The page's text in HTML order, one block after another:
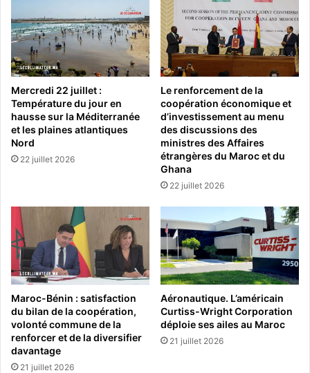
Mercredi 22 juillet :
Température du jour en
hausse sur la Méditerranée
et les plaines atlantiques
Nord
22 juillet 2026
Le renforcement de la
coopération économique et
d’investissement au menu
des discussions des
ministres des Affaires
étrangères du Maroc et du
Ghana
22 juillet 2026
Maroc-Bénin : satisfaction
du bilan de la coopération,
volonté commune de la
renforcer et de la diversifier
davantage
21 juillet 2026
Aéronautique. L’américain
Curtiss-Wright Corporation
déploie ses ailes au Maroc
21 juillet 2026